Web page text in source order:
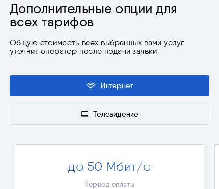
Дополнительные опции для
всех тарифов
Общую стоимость всех выбранных вами услуг
уточнит оператор после подачи заявки
Интернет
Телевидение
до 50 Мбит/с
Период оплаты
3-4 устройства